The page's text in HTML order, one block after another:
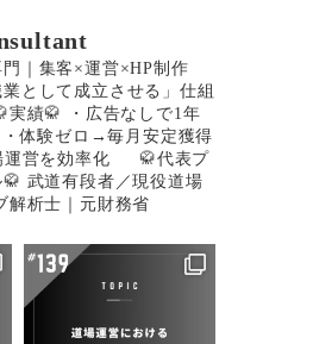
｜集客×運営×HP制作
業として成立させる」仕組
実績🥋
・広告なしで1年
・体験ゼロ→毎月安定獲得
運営を効率化
🥋代表プ
武道有段者／現役道場
解析士｜元財務省